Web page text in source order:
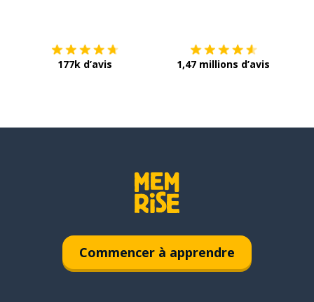
177k d’avis 1,47 millions d’avis
Commencer à apprendre